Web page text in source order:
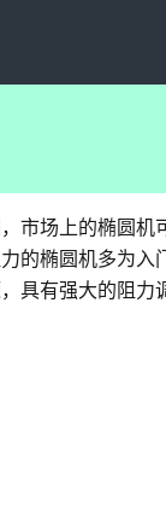
市场上的椭圆机
的椭圆机多为
具有强大的阻